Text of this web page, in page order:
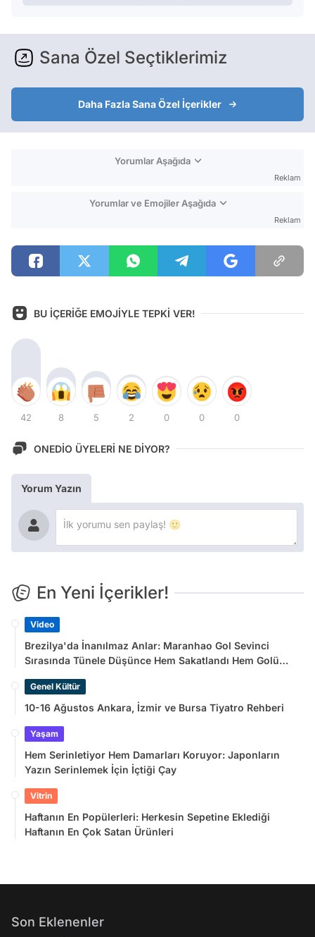
Sana Özel Seçtiklerimiz
Daha Fazla Sana Özel İçerikler
Yorumlar Aşağıda
Reklam
Yorumlar ve Emojiler Aşağıda
Reklam
BU İÇERİĞE EMOJİYLE TEPKİ VER!
42 8 5 2 0 0 0
ONEDİO ÜYELERİ NE DİYOR?
Yorum Yazın
En Yeni İçerikler!
Video
Brezilya'da İnanılmaz Anlar: Maranhao Gol Sevinci
Sırasında Tünele Düşünce Hem Sakatlandı Hem Golü
Genel Kültür
10-16 Ağustos Ankara, İzmir ve Bursa Tiyatro Rehberi
Yaşam
Hem Serinletiyor Hem Damarları Koruyor: Japonların
Yazın Serinlemek İçin İçtiği Çay
Vitrin
Haftanın En Popülerleri: Herkesin Sepetine Eklediği
Haftanın En Çok Satan Ürünleri
Son Eklenenler